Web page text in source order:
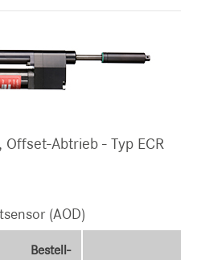
Abtrieb - Typ ECR
(AOD)
Bestell-